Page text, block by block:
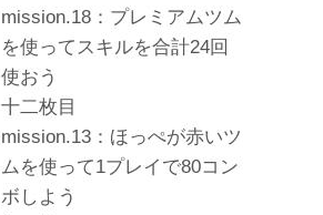
mission.18：プレミアムツム
を使ってスキルを合計24回
使おう
十二枚目
mission.13：ほっぺが赤いツ
ムを使って1プレイで80コン
ボしよう